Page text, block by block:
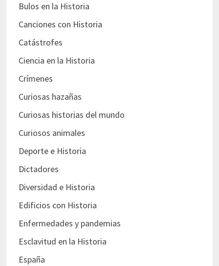
Bulos en la Historia
Canciones con Historia
Catástrofes
Ciencia en la Historia
Crímenes
Curiosas hazañas
Curiosas historias del mundo
Curiosos animales
Deporte e Historia
Dictadores
Diversidad e Historia
Edificios con Historia
Enfermedades y pandemias
Esclavitud en la Historia
España